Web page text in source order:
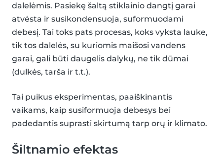
dalelėmis. Pasiekę šaltą stiklainio dangtį garai
atvėsta ir susikondensuoja, suformuodami
debesį. Tai toks pats procesas, koks vyksta lauke,
tik tos dalelės, su kuriomis maišosi vandens
garai, gali būti daugelis dalykų, ne tik dūmai
(dulkės, tarša ir t.t.).
Tai puikus eksperimentas, paaiškinantis
vaikams, kaip susiformuoja debesys bei
padedantis suprasti skirtumą tarp orų ir klimato.
Šiltnamio efektas